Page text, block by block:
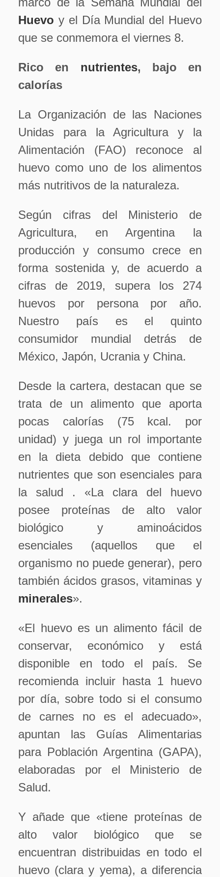
Huevo y el Día Mundial del Huevo
que se conmemora el viernes 8.
Rico en nutrientes, bajo en
calorías
La Organización de las Naciones
Unidas para la Agricultura y la
Alimentación (FAO) reconoce al
huevo como uno de los alimentos
más nutritivos de la naturaleza.
Según cifras del Ministerio de
Agricultura, en Argentina la
producción y consumo crece en
forma sostenida y, de acuerdo a
cifras de 2019, supera los 274
huevos por persona por año.
Nuestro país es el quinto
consumidor mundial detrás de
México, Japón, Ucrania y China.
Desde la cartera, destacan que se
trata de un alimento que aporta
pocas calorías (75 kcal. por
unidad) y juega un rol importante
en la dieta debido que contiene
nutrientes que son esenciales para
la salud . «La clara del huevo
posee proteínas de alto valor
biológico y aminoácidos
esenciales (aquellos que el
organismo no puede generar), pero
también ácidos grasos, vitaminas y
minerales».
«El huevo es un alimento fácil de
conservar, económico y está
disponible en todo el país. Se
recomienda incluir hasta 1 huevo
por día, sobre todo si el consumo
de carnes no es el adecuado»,
apuntan las Guías Alimentarias
para Población Argentina (GAPA),
elaboradas por el Ministerio de
Salud.
Y añade que «tiene proteínas de
alto valor biológico que se
encuentran distribuidas en todo el
huevo (clara y yema), a diferencia